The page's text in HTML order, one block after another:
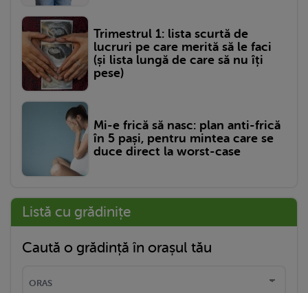
Trimestrul 1: lista scurtă de
lucruri pe care merită să le faci
(și lista lungă de care să nu îți
pese)
Mi-e frică să nasc: plan anti-frică
în 5 pași, pentru mintea care se
duce direct la worst-case
Listă cu grădinițe
Caută o grădință în orașul tău